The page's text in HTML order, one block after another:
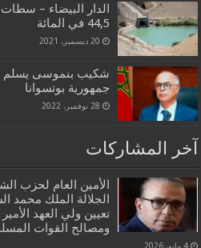
الدار البيضاء –
44,5 في المائة
20 ديسمبر، 2021
شكيب بنموسى يسلم
جمهورية بوتسوانا
28 نوفمبر، 2022
آخر المشاركات
الأمين العام لحزب
الجلالة الملك محمد
تعيين ولي العهد
ومصالح القوات
4 مايو، 2026